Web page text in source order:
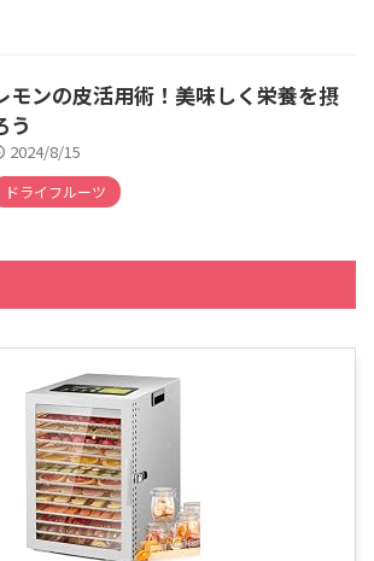
モンの皮活用術！美味しく栄養を摂
う
2024/8/15
ドライフルーツ